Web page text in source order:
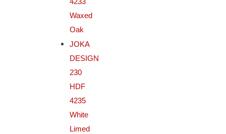
Waxed
Oak
JOKA
DESIGN
230
HDF
4235
White
Limed